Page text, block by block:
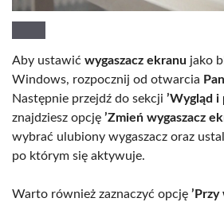
Aby ustawić wygaszacz ekranu jako
Windows, rozpocznij od otwarcia
Następnie przejdź do sekcji ’Wygląd i
znajdziesz opcję ’Zmień wygaszacz
wybrać ulubiony wygaszacz oraz
po którym się aktywuje.
Warto również zaznaczyć opcję